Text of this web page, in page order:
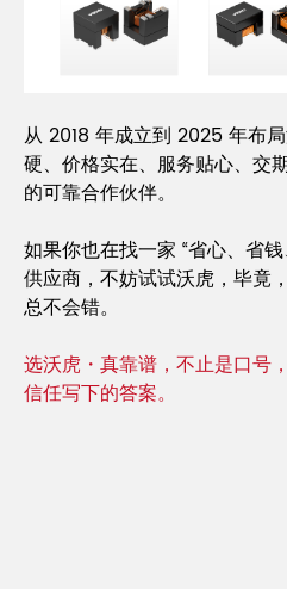
从 2018 年成立到 2025 年布
硬、价格实在、服务贴心、交
的可靠合作伙伴。
如果你也在找一家 “省心、省
供应商，不妨试试沃虎，毕竟
总不会错。
选沃虎・真靠谱，不止是口号
信任写下的答案。